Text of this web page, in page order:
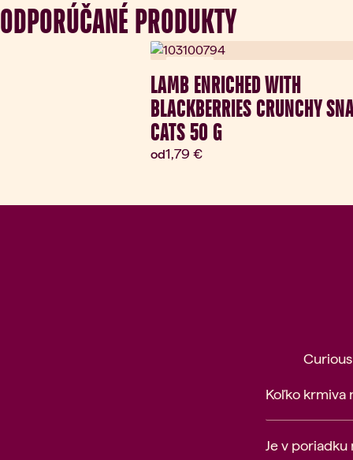
ODPORÚČANÉ PRODUKTY
LAMB ENRICHED WITH
BLACKBERRIES CRUNCHY
CATS 50 G
odAktuálna cena:
1,79 €
Koľko krmiva
Je v poriadku